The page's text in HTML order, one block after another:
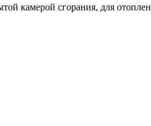
камерой сгорания, для